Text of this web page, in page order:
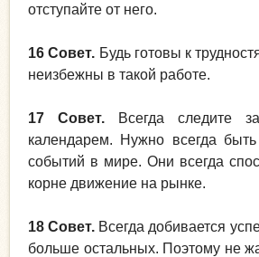
отступайте от него.
16 Совет. Будь готовы к
неизбежны в такой работе.
17 Совет.
Всегда следите
календарем. Нужно всегда
событий в мире. Они всегда
корне движение на рынке.
18 Совет. Всегда добивается
больше остальных. Поэтому не